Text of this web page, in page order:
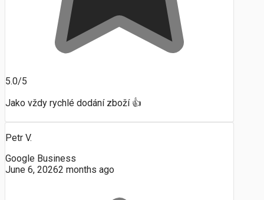
5.0/5
Jako vždy rychlé dodání zboží 👍
Petr V.
Google Business
June 6, 20262 months ago